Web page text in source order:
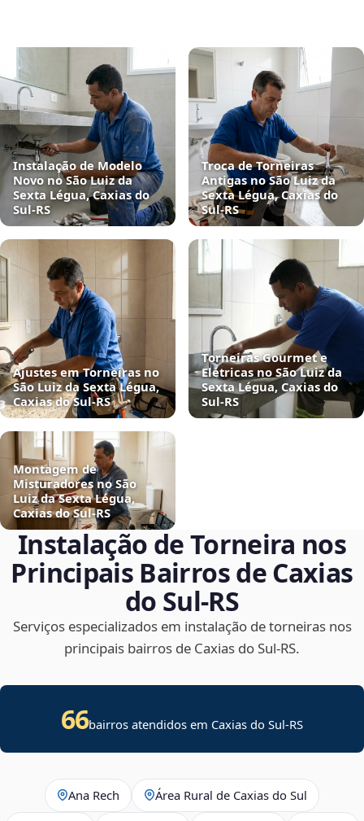
Instalação de Modelo
Novo no São Luiz da
Sexta Légua, Caxias do
Sul‑RS
Troca de Torneiras
Antigas no São Luiz da
Sexta Légua, Caxias do
Sul‑RS
Ajustes em Torneiras no
São Luiz da Sexta Légua,
Caxias do Sul‑RS
Torneiras Gourmet e
Elétricas no São Luiz da
Sexta Légua, Caxias do
Sul‑RS
Montagem de
Misturadores no São
Luiz da Sexta Légua,
Caxias do Sul‑RS
Instalação de Torneira nos
Principais Bairros de Caxias
do Sul‑RS
Serviços especializados em instalação de torneiras nos
principais bairros de Caxias do Sul‑RS.
66bairros atendidos em Caxias do Sul-RS
Ana Rech Área Rural de Caxias do Sul